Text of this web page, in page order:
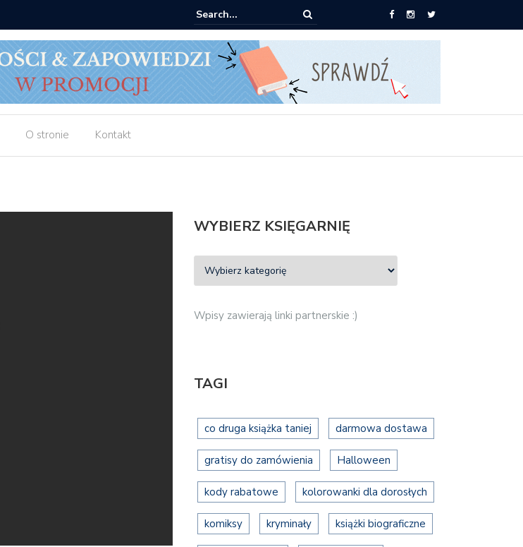
Znak: książki od 2,90 zł do zamówienia
O stronie Kontakt
WYBIERZ KSIĘGARNIĘ
Wpisy zawierają linki partnerskie :)
TAGI
co druga książka taniej darmowa dostawa
gratisy do zamówienia Halloween
kody rabatowe kolorowanki dla dorosłych
komiksy kryminały książki biograficzne